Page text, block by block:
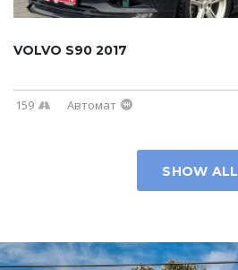
VOLVO S90 2017
159 Автомат
SHOW ALL